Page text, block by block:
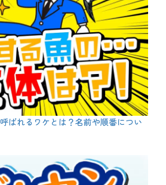
ばれるワケとは？名前や順番につい